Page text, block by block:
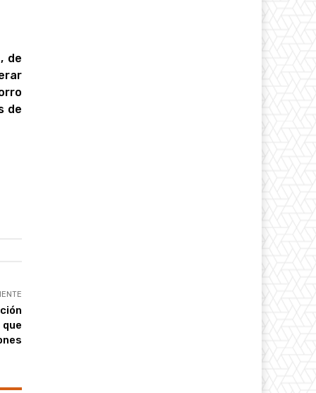
de
de